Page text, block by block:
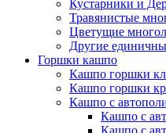
Кустарники и
Травянистые
Цветущие
Другие
Горшки кашпо
Кашпо горшки
Кашпо горшки
Кашпо с
Кашпо с
Кашпо с